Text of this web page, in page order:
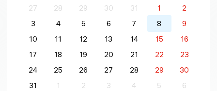
27 28 29 30 31 1
2
3
4 5 6 7 8
9
10
11 12 13 14 15
16
17
18 19 20 21 22
23
24
25 26 27 28 29
30
31
1 2 3 4 5 6